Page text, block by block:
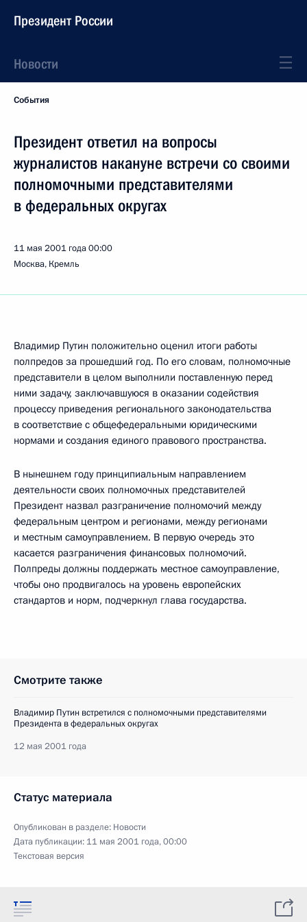
Президент России
Новости
События
Президент ответил на вопросы
журналистов накануне встречи со своими
полномочными представителями
в федеральных округах
11 мая 2001 года00:00
Москва, Кремль
Владимир Путин положительно оценил итоги работы
полпредов за прошедший год. По его словам, полномочные
представители в целом выполнили поставленную перед
ними задачу, заключавшуюся в оказании содействия
процессу приведения регионального законодательства
в соответствие с общефедеральными юридическими
нормами и создания единого правового пространства.
В нынешнем году принципиальным направлением
деятельности своих полномочных представителей
Президент назвал разграничение полномочий между
федеральным центром и регионами, между регионами
и местным самоуправлением. В первую очередь это
касается разграничения финансовых полномочий.
Полпреды должны поддержать местное самоуправление,
чтобы оно продвигалось на уровень европейских
стандартов и норм, подчеркнул глава государства.
Смотрите также
Владимир Путин встретился с полномочными представителями
Президента в федеральных округах
12 мая 2001 года
Статус материала
Опубликован в разделе: Новости
Дата публикации: 11 мая 2001 года, 00:00
Текстовая версия